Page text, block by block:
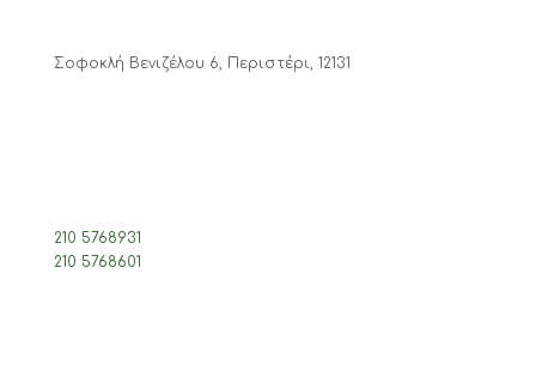
Σοφοκλή Βενιζέλου 6, Περιστέρι, 12131
210 5768931
210 5768601